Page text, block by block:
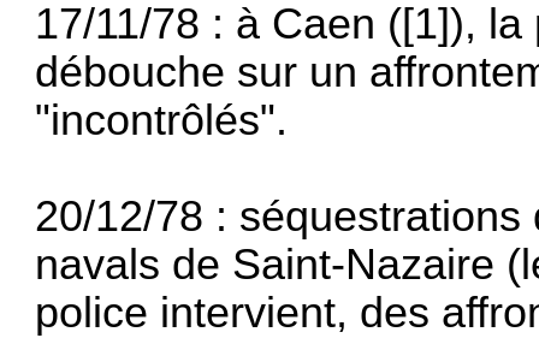
17/11/78 : à Caen ([1]),
débouche sur un
"incontrôlés".
20/12/78 :
navals de Saint-Nazaire
police intervient, des